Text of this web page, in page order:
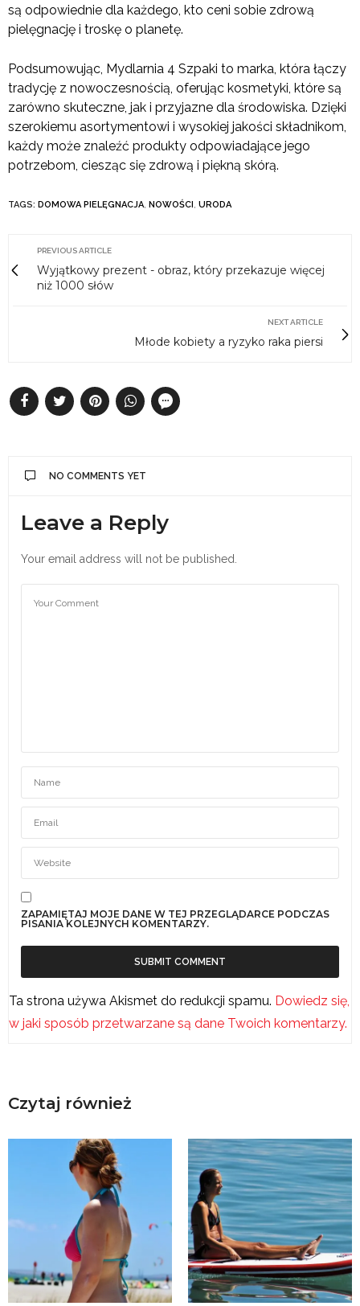
są odpowiednie dla każdego, kto ceni sobie zdrową
pielęgnację i troskę o planetę.
Podsumowując, Mydlarnia 4 Szpaki to marka, która łączy
tradycję z nowoczesnością, oferując kosmetyki, które są
zarówno skuteczne, jak i przyjazne dla środowiska. Dzięki
szerokiemu asortymentowi i wysokiej jakości składnikom,
każdy może znaleźć produkty odpowiadające jego
potrzebom, ciesząc się zdrową i piękną skórą.
TAGS: DOMOWA PIELĘGNACJA, NOWOŚCI , URODA
PREVIOUS ARTICLE
Wyjątkowy prezent - obraz, który przekazuje więcej
niż 1000 słów
NEXT ARTICLE
Młode kobiety a ryzyko raka piersi
NO COMMENTS YET
Leave a Reply
Your email address will not be published.
ZAPAMIĘTAJ MOJE DANE W TEJ PRZEGLĄDARCE PODCZAS
PISANIA KOLEJNYCH KOMENTARZY.
Ta strona używa Akismet do redukcji spamu. Dowiedz się,
w jaki sposób przetwarzane są dane Twoich komentarzy.
Czytaj również